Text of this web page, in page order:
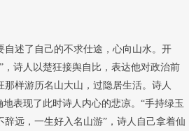
自述了自己的不求仕途，心向山水。开
，诗人以楚狂接舆自比，表达他对政治前
样游历名山大山，过隐居生活。诗人
表现了此时诗人内心的悲凉。“手持绿玉
远，一生好入名山游”，诗人自己拿着仙